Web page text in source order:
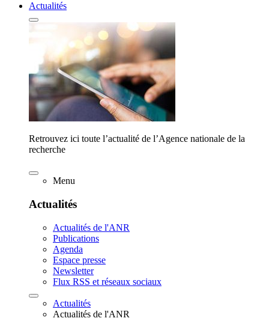
Actualités
Retrouvez ici toute l’actualité de l’Agence nationale de la
recherche
Menu
Actualités
Actualités de l'ANR
Publications
Agenda
Espace presse
Newsletter
Flux RSS et réseaux sociaux
Actualités
Actualités de l'ANR